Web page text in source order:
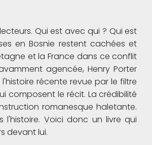
Qui est avec qui ? Qui est
en Bosnie restent cachées et
et la France dans ce conflit
agencée, Henry Porter
récente revue par le filtre
composent le récit. La crédibilité
romanesque haletante.
Voici donc un livre qui
devant lui.